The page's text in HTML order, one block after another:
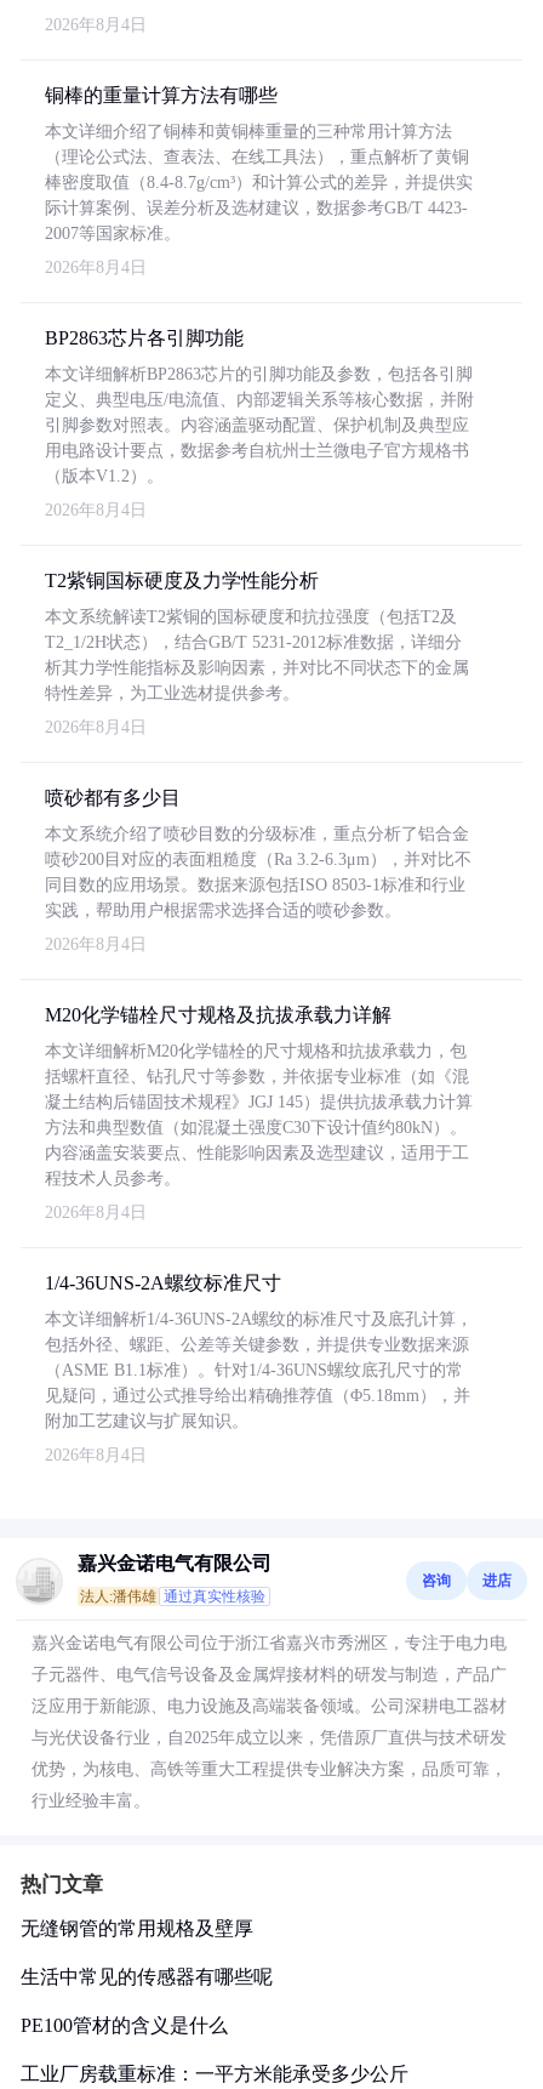
2026年8月4日
铜棒的重量计算方法有哪些
本文详细介绍了铜棒和黄铜棒重量的三种常用计算方法
（理论公式法、查表法、在线工具法），重点解析了黄铜
棒密度取值（8.4-8.7g/cm³）和计算公式的差异，并提供实
际计算案例、误差分析及选材建议，数据参考GB/T 4423-
2007等国家标准。
2026年8月4日
BP2863芯片各引脚功能
本文详细解析BP2863芯片的引脚功能及参数，包括各引脚
定义、典型电压/电流值、内部逻辑关系等核心数据，并附
引脚参数对照表。内容涵盖驱动配置、保护机制及典型应
用电路设计要点，数据参考自杭州士兰微电子官方规格书
（版本V1.2）。
2026年8月4日
T2紫铜国标硬度及力学性能分析
本文系统解读T2紫铜的国标硬度和抗拉强度（包括T2及
T2_1/2H状态），结合GB/T 5231-2012标准数据，详细分
析其力学性能指标及影响因素，并对比不同状态下的金属
特性差异，为工业选材提供参考。
2026年8月4日
喷砂都有多少目
本文系统介绍了喷砂目数的分级标准，重点分析了铝合金
喷砂200目对应的表面粗糙度（Ra 3.2-6.3μm），并对比不
同目数的应用场景。数据来源包括ISO 8503-1标准和行业
实践，帮助用户根据需求选择合适的喷砂参数。
2026年8月4日
M20化学锚栓尺寸规格及抗拔承载力详解
本文详细解析M20化学锚栓的尺寸规格和抗拔承载力，包
括螺杆直径、钻孔尺寸等参数，并依据专业标准（如《混
凝土结构后锚固技术规程》JGJ 145）提供抗拔承载力计算
方法和典型数值（如混凝土强度C30下设计值约80kN）。
内容涵盖安装要点、性能影响因素及选型建议，适用于工
程技术人员参考。
2026年8月4日
1/4-36UNS-2A螺纹标准尺寸
本文详细解析1/4-36UNS-2A螺纹的标准尺寸及底孔计算，
包括外径、螺距、公差等关键参数，并提供专业数据来源
（ASME B1.1标准）。针对1/4-36UNS螺纹底孔尺寸的常
见疑问，通过公式推导给出精确推荐值（Φ5.18mm），并
附加工艺建议与扩展知识。
2026年8月4日
嘉兴金诺电气有限公司
法人:潘伟雄 通过真实性核验
咨询 进店
嘉兴金诺电气有限公司位于浙江省嘉兴市秀洲区，专注于电力电
子元器件、电气信号设备及金属焊接材料的研发与制造，产品广
泛应用于新能源、电力设施及高端装备领域。公司深耕电工器材
与光伏设备行业，自2025年成立以来，凭借原厂直供与技术研发
优势，为核电、高铁等重大工程提供专业解决方案，品质可靠，
行业经验丰富。
热门文章
无缝钢管的常用规格及壁厚
生活中常见的传感器有哪些呢
PE100管材的含义是什么
工业厂房载重标准：一平方米能承受多少公斤